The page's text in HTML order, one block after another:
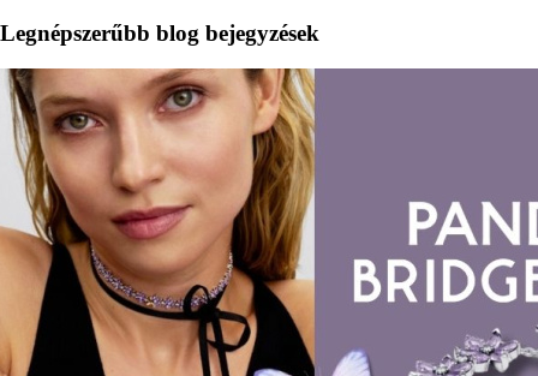
Legnépszerűbb blog bejegyzések